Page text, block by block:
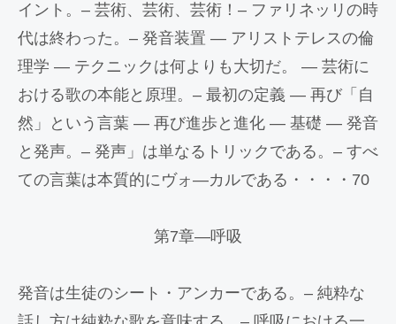
イント。– 芸術、芸術、芸術！– ファリネッリの時
代は終わった。– 発音装置 — アリストテレスの倫
理学 — テクニックは何よりも大切だ。 — 芸術に
おける歌の本能と原理。– 最初の定義 — 再び「自
然」という言葉 — 再び進歩と進化 — 基礎 — 発音
と発声。– 発声」は単なるトリックである。– すべ
ての言葉は本質的にヴォ―カルである・・・・70
第7章―呼吸
発音は生徒のシート・アンカーである。– 純粋な